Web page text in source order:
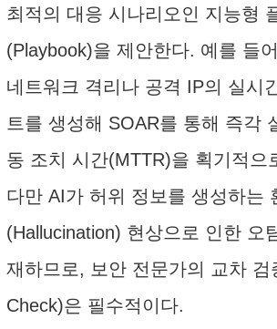
최적의 대응 시나리오인 지능형
(Playbook)을 제안한다. 예를 들
네트워크 격리나 공격 IP의 실시
트를 생성해 SOAR를 통해 즉각
동 조치 시간(MTTR)을 획기적으
다만 AI가 허위 정보를 생성하는
(Hallucination) 현상으로 인한 오
재하므로, 보안 전문가의 교차 검
Check)은 필수적이다.